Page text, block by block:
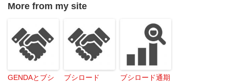
More from my site
GENDAとブシ
ブシロード
ブシロード通期